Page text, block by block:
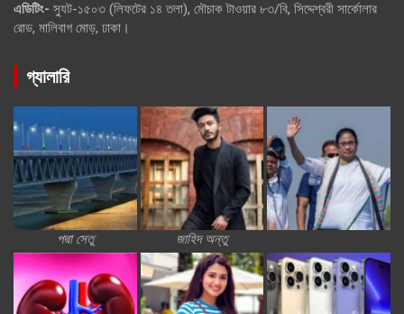
এডিটিং- স্যুট-১৫০৩ (লিফটের ১৪ তলা), মৌচাক টাওয়ার ৮৩/বি, সিদ্দেশ্বরী সার্কোলার
রোড, মালিবাগ মোড়, ঢাকা।
গ্যালারি
পদ্মা সেতু জাহিদ অন্তু